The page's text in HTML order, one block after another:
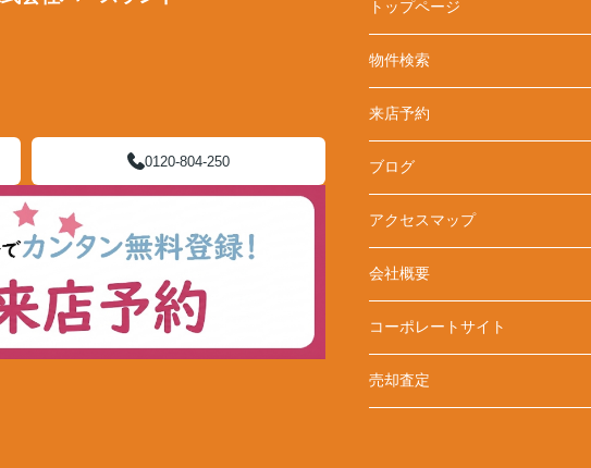
0120-804-250
トップページ
物件検索
来店予約
ブログ
アクセスマップ
会社概要
コーポレートサイト
売却査定